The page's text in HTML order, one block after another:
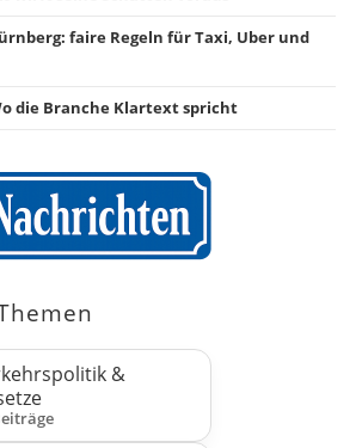
faire Regeln für Taxi, Uber und
die Branche Klartext spricht
&